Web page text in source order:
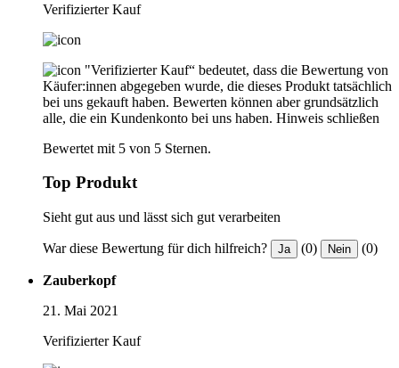
Verifizierter Kauf
"Verifizierter Kauf“ bedeutet, dass die Bewertung von
Käufer:innen abgegeben wurde, die dieses Produkt tatsächlich
bei uns gekauft haben. Bewerten können aber grundsätzlich
alle, die ein Kundenkonto bei uns haben. Hinweis schließen
Bewertet mit 5 von 5 Sternen.
Top Produkt
Sieht gut aus und lässt sich gut verarbeiten
War diese Bewertung für dich hilfreich? Ja (0) Nein (0)
Zauberkopf
21. Mai 2021
Verifizierter Kauf